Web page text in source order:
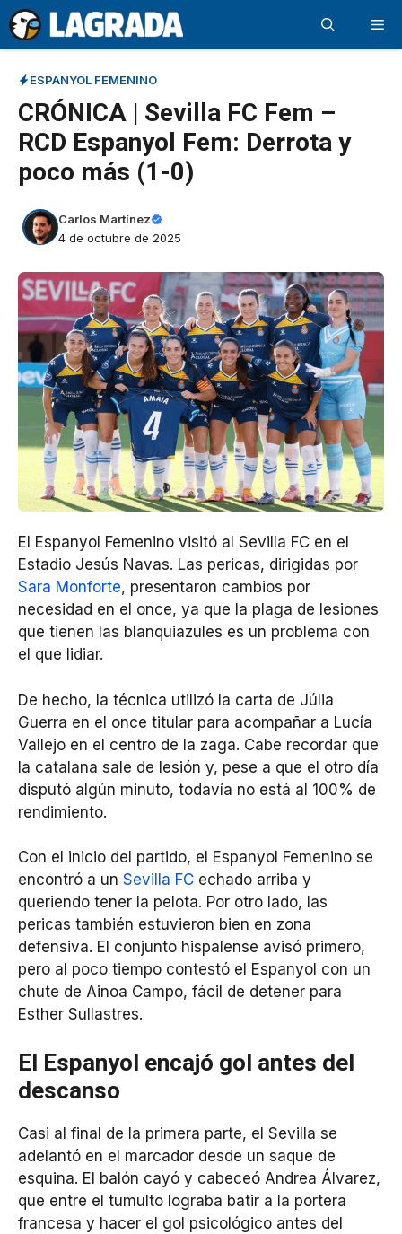
Saltar
al
contenido
ESPANYOL FEMENINO
CRÓNICA | Sevilla FC Fem –
RCD Espanyol Fem: Derrota y
poco más (1-0)
Carlos Martínez
4 de octubre de 2025
El Espanyol Femenino visitó al Sevilla FC en el
Estadio Jesús Navas. Las pericas, dirigidas por
Sara Monforte, presentaron cambios por
necesidad en el once, ya que la plaga de lesiones
que tienen las blanquiazules es un problema con
el que lidiar.
De hecho, la técnica utilizó la carta de Júlia
Guerra en el once titular para acompañar a Lucía
Vallejo en el centro de la zaga. Cabe recordar que
la catalana sale de lesión y, pese a que el otro día
disputó algún minuto, todavía no está al 100% de
rendimiento.
Con el inicio del partido, el Espanyol Femenino se
encontró a un Sevilla FC echado arriba y
queriendo tener la pelota. Por otro lado, las
pericas también estuvieron bien en zona
defensiva. El conjunto hispalense avisó primero,
pero al poco tiempo contestó el Espanyol con un
chute de Ainoa Campo, fácil de detener para
Esther Sullastres.
El Espanyol encajó gol antes del
descanso
Casi al final de la primera parte, el Sevilla se
adelantó en el marcador desde un saque de
esquina. El balón cayó y cabeceó Andrea Álvarez,
que entre el tumulto lograba batir a la portera
francesa y hacer el gol psicológico antes del